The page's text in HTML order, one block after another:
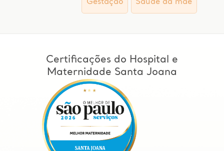
Gestação
Saúde da mãe
Certificações do Hospital e
Maternidade Santa Joana